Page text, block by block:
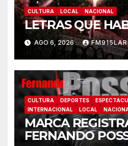
CULTURA LOCAL NACIONAL
LETRAS QUE
AGO 6, 2026
CULTURA DEPORTES
INTERNACIONAL
LOCAL
MARCA
FERNANDO